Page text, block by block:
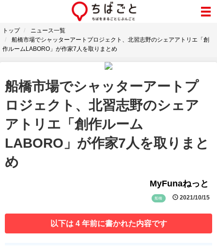
トップ
ニュース一覧
船橋市場でシャッターアートプロジェクト、北習志野のシェアアトリエ「創
作ルームLABORO」が作家7人を取りまとめ
船橋市場でシャッターアートプ
ロジェクト、北習志野のシェア
アトリエ「創作ルーム
LABORO」が作家7人を取りまと
め
MyFunaねっと
船橋 2021/10/15
以下は 4 年前に書かれた内容です